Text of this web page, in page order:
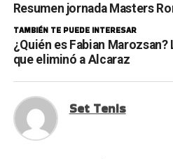
Resumen jornada Masters
TAMBIÉN TE PUEDE INTERESAR
¿Quién es Fabian Marozsan?
que eliminó a Alcaraz
Set Tenis